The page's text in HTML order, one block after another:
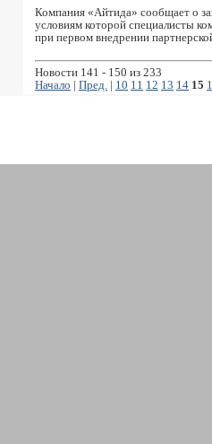
Компания «Айтида» сообщает о
условиям которой специалисты
при первом внедрении
Новости 141 - 150 из 233
Начало | Пред. | 10 11 12 13 14 15